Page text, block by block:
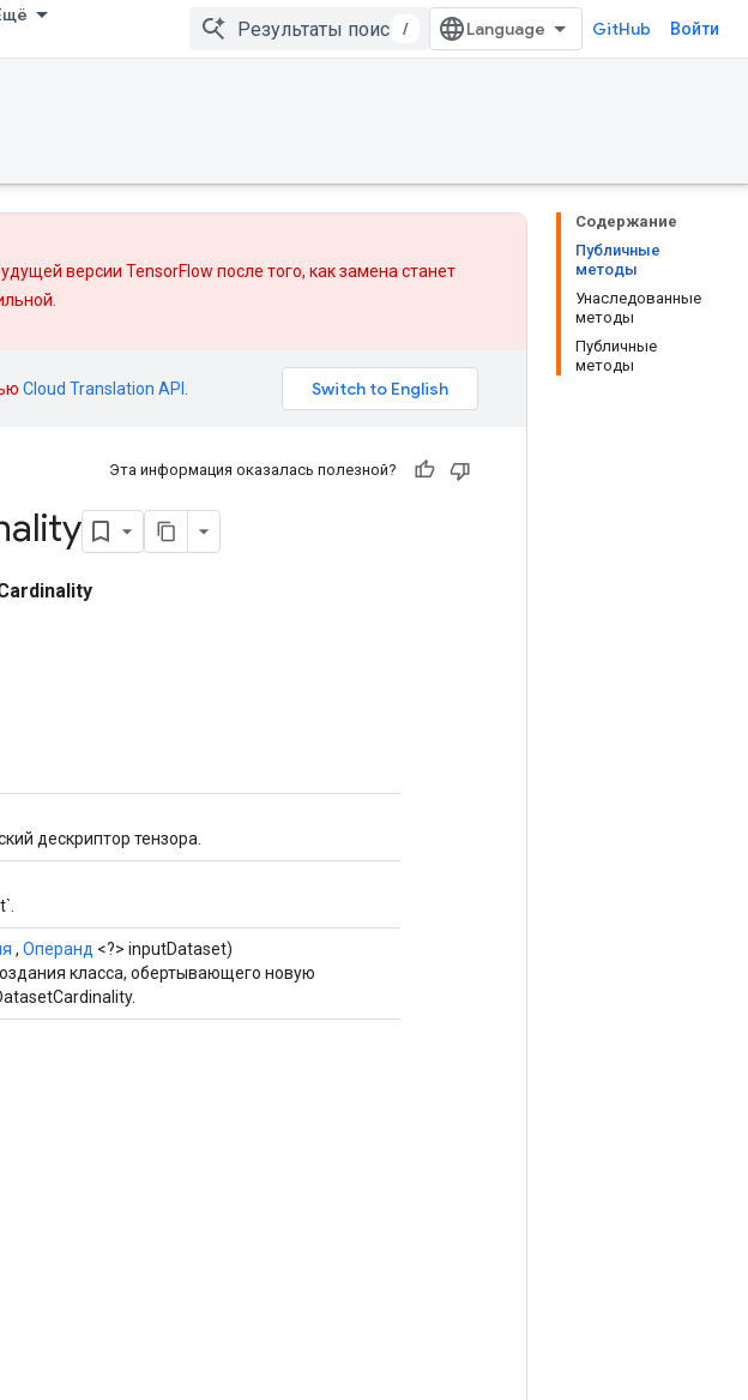
/ GitHub Войти
Содержание
Публичные
методы
Унаследованные
методы
Публичные
методы
версии TensorFlow после того, какзамена станет
Cloud Translation API
Эта информация оказалась полезной?
дескриптор тензора.
, Операнд <?> inputDataset)
класса, обертывающего новую